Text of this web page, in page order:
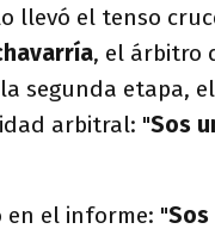
llevó el tenso
, el árbitro
segunda etapa,
arbitral: "Sos
en el informe: "Sos